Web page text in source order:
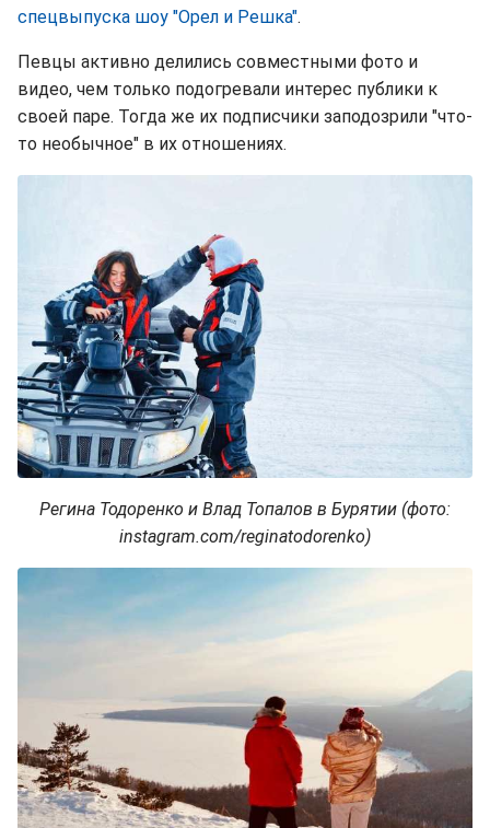
спецвыпуска шоу "Орел и Решка".
Певцы активно делились совместными фото и
видео, чем только подогревали интерес публики к
своей паре. Тогда же их подписчики заподозрили "что-
то необычное" в их отношениях.
Регина Тодоренко и Влад Топалов в Бурятии (фото:
instagram.com/reginatodorenko)